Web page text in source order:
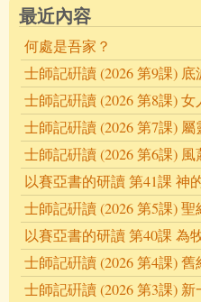
最近內容
何處是吾家？
士師記硏讀 (2026 第9課) 底
士師記硏讀 (2026 第8課)
士師記硏讀 (2026 第7課)
士師記硏讀 (2026 第6課)
以賽亞書的研讀 第41課 神
士師記硏讀 (2026 第5課)
以賽亞書的研讀 第40課 為
士師記硏讀 (2026 第4課)
士師記硏讀 (2026 第3課) 新